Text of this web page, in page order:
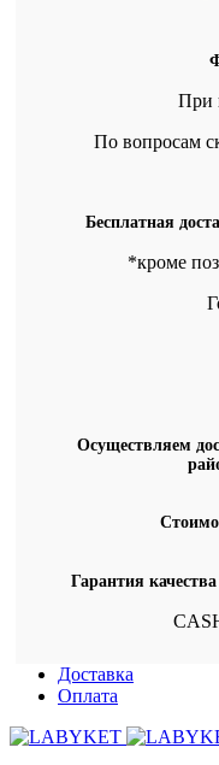
При
По вопросам
Бесплатная
*кроме
Осуществляем
Гарантия
Доставка
Оплата